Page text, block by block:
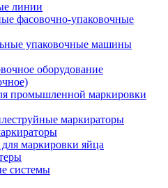
линии
фасовочно-упаковочные
упаковочные машины
оборудование
промышленной маркировки
маркираторы
маркировки яйца
системы